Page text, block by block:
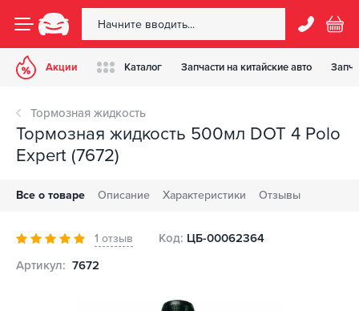
Акции Каталог Запчасти на китайские авто
Тормозная жидкость
Тормозная жидкость 500мл DOT 4 Polo
Expert (7672)
Все о товаре Описание Характеристики Отзывы
1 отзыв Код: ЦБ-00062364
Артикул: 7672